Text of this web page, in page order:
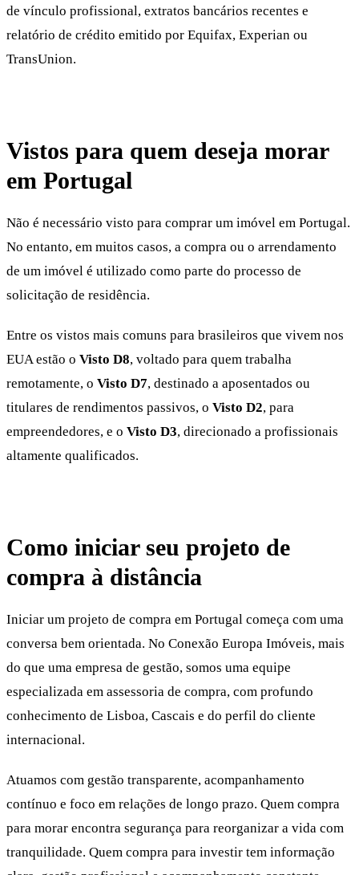
de vínculo profissional, extratos bancários recentes e
relatório de crédito emitido por Equifax, Experian ou
TransUnion.
Vistos para quem deseja morar
em Portugal
Não é necessário visto para comprar um imóvel em Portugal.
No entanto, em muitos casos, a compra ou o arrendamento
de um imóvel é utilizado como parte do processo de
solicitação de residência.
Entre os vistos mais comuns para brasileiros que vivem nos
EUA estão o Visto D8, voltado para quem trabalha
remotamente, o Visto D7, destinado a aposentados ou
titulares de rendimentos passivos, o Visto D2, para
empreendedores, e o Visto D3, direcionado a profissionais
altamente qualificados.
Como iniciar seu projeto de
compra à distância
Iniciar um projeto de compra em Portugal começa com uma
conversa bem orientada. No Conexão Europa Imóveis, mais
do que uma empresa de gestão, somos uma equipe
especializada em assessoria de compra, com profundo
conhecimento de Lisboa, Cascais e do perfil do cliente
internacional.
Atuamos com gestão transparente, acompanhamento
contínuo e foco em relações de longo prazo. Quem compra
para morar encontra segurança para reorganizar a vida com
tranquilidade. Quem compra para investir tem informação